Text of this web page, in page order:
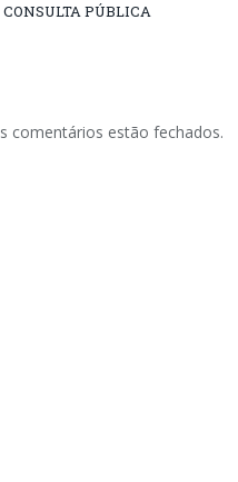
CONSULTA PÚBLICA
comentários estão fechados.